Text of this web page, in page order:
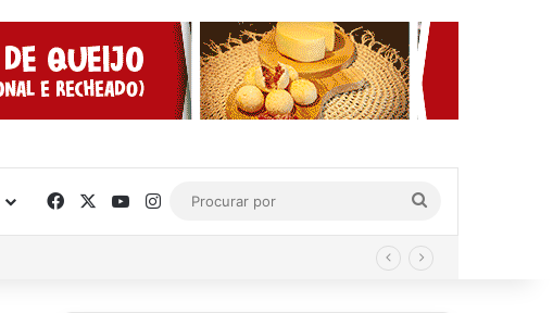
FacebookYouTube
Instagram
por